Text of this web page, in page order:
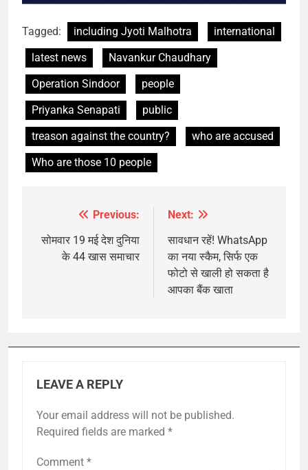
Tagged: including Jyoti Malhotra
international
latest news
Navankur Chaudhary
Operation Sindoor
people
Priyanka Senapati
public
treason against the country?
who are accused
Who are those 10 people
navigation
Previous:
सोमवार 19 मई देश दुनिया
के 44 खास समाचार
Next:
सावधान रहें! WhatsApp
का नया स्कैम, सिर्फ एक
फोटो से खाली हो सकता है
आपका बैंक खाता
LEAVE A REPLY
Your email address will not be published.
Required fields are marked *
Comment *